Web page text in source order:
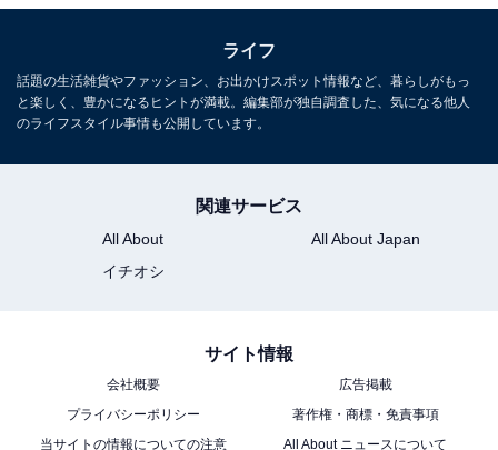
BBQエリアの火気使用期間・詳細は大分市公式サイトで
ご確認ください
電車・バス：JR大分駅からバスで大分市稙田地区方面へ
電話番号：097-537-5976（大分市公園緑地課）
駐車場：253台（障がい者等用12台・大型バス4台）
入場無料・駐車場無料
あわせて読みたい
ライフ
話題の生活雑貨やファッション、お出かけスポット情報など、暮らしがもっ
と楽しく、豊かになるヒントが満載。編集部が独自調査した、気になる他人
のライフスタイル事情も公開しています。
関連サービス
All About
All About Japan
イチオシ
サイト情報
会社概要
広告掲載
プライバシーポリシー
著作権・商標・免責事項
当サイトの情報についての注意
All About ニュースについて